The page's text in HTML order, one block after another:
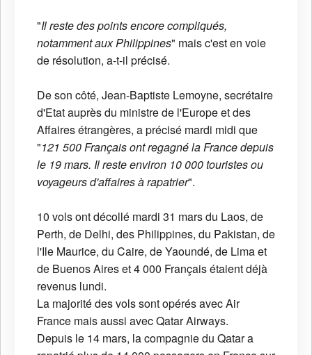
"Il reste des points encore compliqués,
notamment aux Philippines" mais c'est en voie
de résolution, a-t-il précisé.
De son côté, Jean-Baptiste Lemoyne, secrétaire
d'Etat auprès du ministre de l'Europe et des
Affaires étrangères, a précisé mardi midi que
"121 500 Français ont regagné la France depuis
le 19 mars. Il reste environ 10 000 touristes ou
voyageurs d'affaires à rapatrier".
10 vols ont décollé mardi 31 mars du Laos, de
Perth, de Delhi, des Philippines, du Pakistan, de
l'Ile Maurice, du Caire, de Yaoundé, de Lima et
de Buenos Aires et 4 000 Français étaient déjà
revenus lundi.
La majorité des vols sont opérés avec Air
France mais aussi avec Qatar Airways.
Depuis le 14 mars, la compagnie du Qatar a